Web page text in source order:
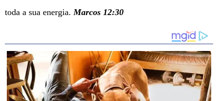
toda a sua energia. Marcos 12:30